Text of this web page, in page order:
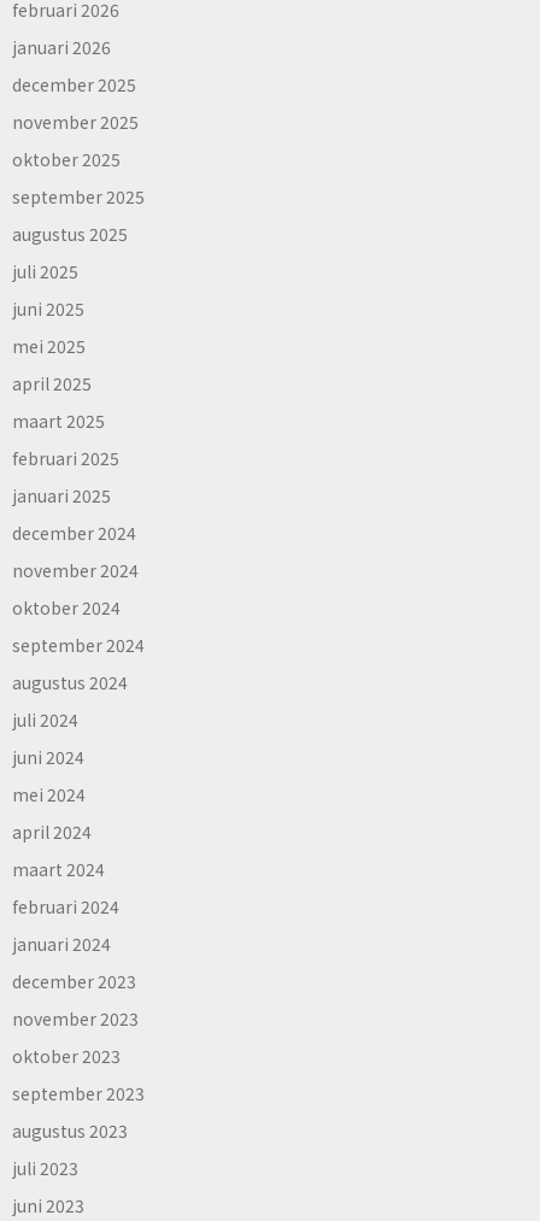
februari 2026
januari 2026
december 2025
november 2025
oktober 2025
september 2025
augustus 2025
juli 2025
juni 2025
mei 2025
april 2025
maart 2025
februari 2025
januari 2025
december 2024
november 2024
oktober 2024
september 2024
augustus 2024
juli 2024
juni 2024
mei 2024
april 2024
maart 2024
februari 2024
januari 2024
december 2023
november 2023
oktober 2023
september 2023
augustus 2023
juli 2023
juni 2023